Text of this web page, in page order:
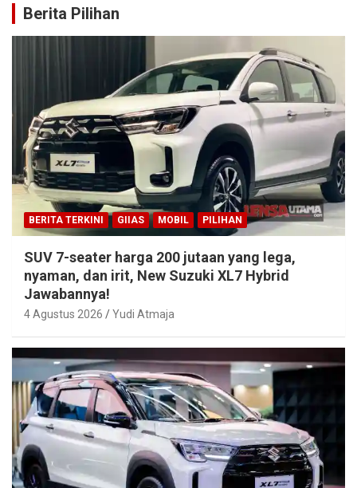
Berita Pilihan
BERITA TERKINI GIIAS MOBIL PILIHAN
SUV 7-seater harga 200 jutaan yang lega,
nyaman, dan irit, New Suzuki XL7 Hybrid
Jawabannya!
4 Agustus 2026 Yudi Atmaja